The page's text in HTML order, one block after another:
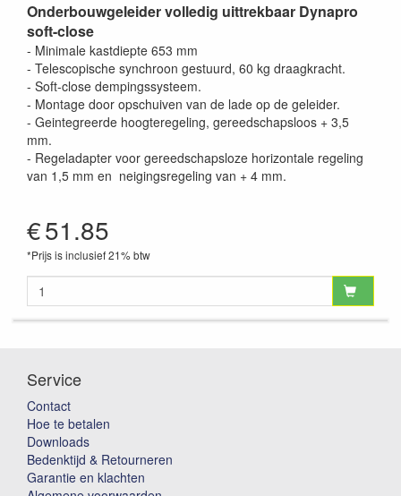
Onderbouwgeleider volledig uittrekbaar Dynapro
soft-close
- Minimale kastdiepte 653 mm
- Telescopische synchroon gestuurd, 60 kg draagkracht.
- Soft-close dempingssysteem.
- Montage door opschuiven van de lade op de geleider.
- Geintegreerde hoogteregeling, gereedschapsloos + 3,5
mm.
- Regeladapter voor gereedschapsloze horizontale regeling
van 1,5 mm en neigingsregeling van + 4 mm.
€51.85
*Prijs is inclusief 21% btw
Service
Contact
Hoe te betalen
Downloads
Bedenktijd & Retourneren
Garantie en klachten